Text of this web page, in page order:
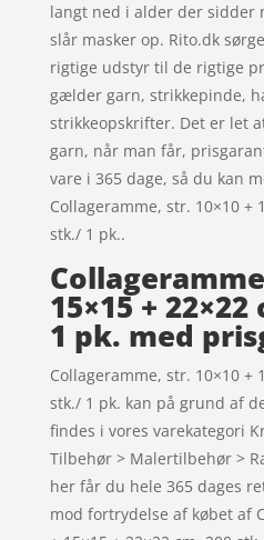
langt ned i alder der sidder
slår masker op. Rito.dk
rigtige udstyr til de rigtige
gælder garn, strikkepinde,
strikkeopskrifter. Det er let
garn, når man får,
vare i 365 dage, så du kan
Collageramme, str. 10×10 +
stk./ 1 pk..
15×15 +
1 pk. med
Collageramme, str. 10×10 +
stk./ 1 pk. kan på grund af
findes i vores varekategori
Tilbehør > Malertilbehør >
her får du hele 365 dages
mod fortrydelse af købet af